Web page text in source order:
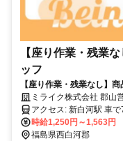
【座り作業・残業
ッフ
【座り作業・残業なし】
ミライク株式会社 郡山
アクセス: 新白河駅 車
時給1,250円～1,563円
福島県西白河郡